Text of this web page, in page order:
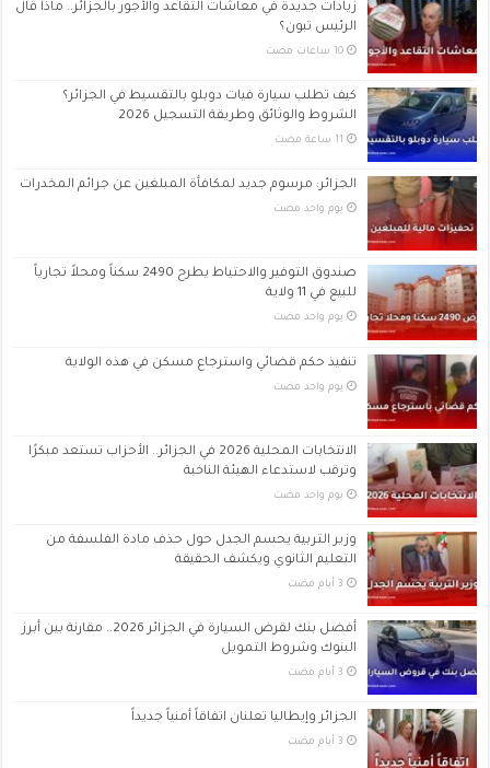
زيادات جديدة في معاشات التقاعد والأجور بالجزائر.. ماذا قال
الرئيس تبون؟
‏10 ساعات مضت
كيف تطلب سيارة فيات دوبلو بالتقسيط في الجزائر؟
الشروط والوثائق وطريقة التسجيل 2026
الجزائر: مرسوم جديد لمكافأة المبلغين عن جرائم المخدرات
‏يوم واحد مضت
صندوق التوفير والاحتياط يطرح 2490 سكناً ومحلاً تجارياً
للبيع في 11 ولاية
‏يوم واحد مضت
تنفيذ حكم قضائي واسترجاع مسكن في هذه الولاية
‏يوم واحد مضت
الانتخابات المحلية 2026 في الجزائر.. الأحزاب تستعد مبكرًا
وترقب لاستدعاء الهيئة الناخبة
‏يوم واحد مضت
وزير التربية يحسم الجدل حول حذف مادة الفلسفة من
التعليم الثانوي ويكشف الحقيقة
أفضل بنك لقرض السيارة في الجزائر 2026.. مقارنة بين أبرز
البنوك وشروط التمويل
الجزائر وإيطاليا تعلنان اتفاقاً أمنياً جديداً